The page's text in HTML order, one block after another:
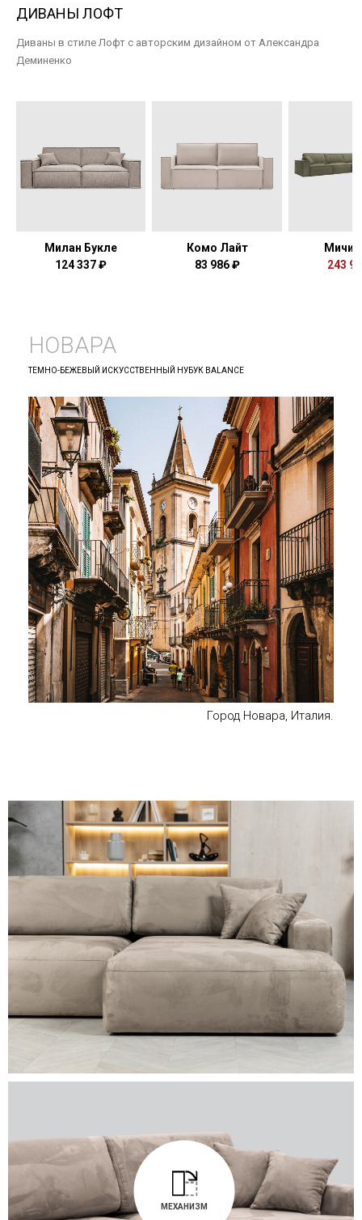
ДИВАНЫ ЛОФТ
Диваны в стиле Лофт с авторским дизайном от Александра
Деминенко
Милан Букле
124 337 ₽
Комо Лайт
83 986 ₽
243
НОВАРА
ТЕМНО-БЕЖЕВЫЙ ИСКУССТВЕННЫЙ НУБУК BALANCE
Город Новара, Италия.
МЕХАНИЗМ